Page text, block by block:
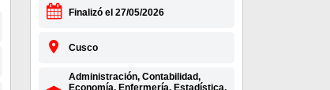
Finalizó el 27/05/2026
Cusco
Administración, Contabilidad,
Economía, Enfermería, Estadística,